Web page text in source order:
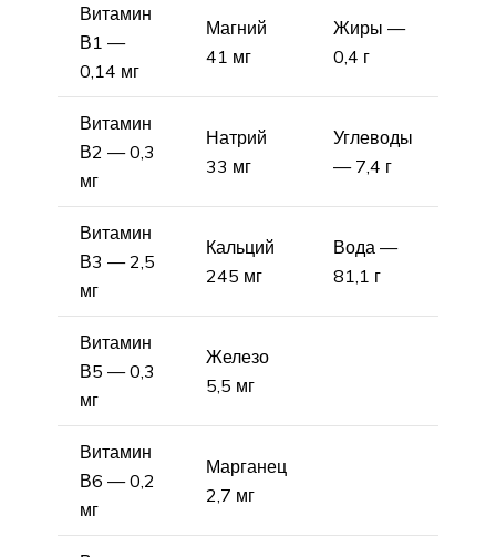
Витамин
В1 —
0,14 мг
Магний
41 мг
Жиры —
0,4 г
Витамин
В2 — 0,3
мг
Натрий
33 мг
Углеводы
— 7,4 г
Витамин
В3 — 2,5
мг
Кальций
245 мг
Вода —
81,1 г
Витамин
В5 — 0,3
мг
Железо
5,5 мг
Витамин
В6 — 0,2
мг
Марганец
2,7 мг